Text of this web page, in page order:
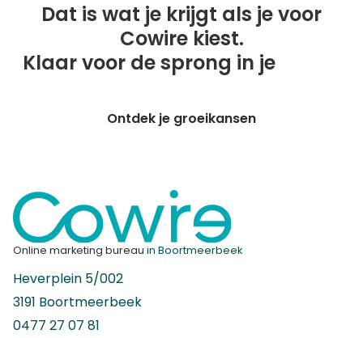
Dat is wat je krijgt als je voor
Cowire kiest.
Klaar voor de sprong in je
Ontdek je groeikansen
Online marketing bureau in Boortmeerbeek
Heverplein 5/002
3191 Boortmeerbeek
0477 27 07 81